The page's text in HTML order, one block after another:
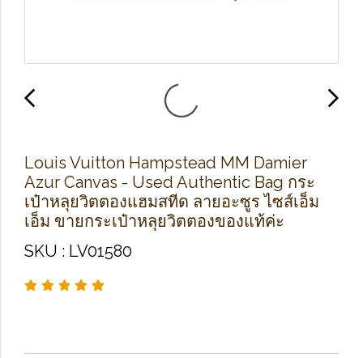
Louis Vuitton Hampstead MM Damier
Azur Canvas - Used Authentic Bag กระ
เป๋าหลุยวิตตองแฮมสทีด ลายอะซูร ไซส์เอ็ม
เอ็ม ขายกระเป๋าหลุยวิตตองของแท้ค่ะ
SKU : LV01580